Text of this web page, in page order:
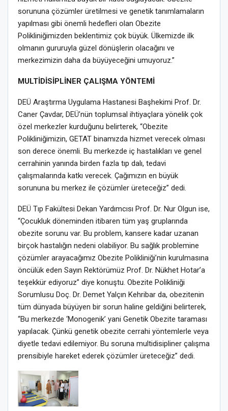
sorununa çözümler üretilmesi ve genetik tanımlamaların
yapılması gibi önemli hedefleri olan Obezite
Polikliniğimizden beklentimiz çok büyük. Ülkemizde ilk
olmanın gururuyla güzel dönüşlerin olacağını ve
merkezimizin daha da büyüyeceğini umuyoruz.”
MULTİDİSİPLİNER ÇALIŞMA YÖNTEMİ
DEÜ Araştırma Uygulama Hastanesi Başhekimi Prof. Dr.
Caner Çavdar, DEÜ’nün toplumsal ihtiyaçlara yönelik çok
özel merkezler kurduğunu belirterek, “Obezite
Polikliniğimizin, GETAT binamızda hizmet verecek olması
son derece önemli. Bu merkezde iç hastalıkları ve genel
cerrahinin yanında birden fazla tıp dalı, tedavi
çalışmalarında katkı verecek. Çağımızın en büyük
sorununa bu merkez ile çözümler üreteceğiz” dedi.
DEÜ Tıp Fakültesi Dekan Yardımcısı Prof. Dr. Nur Olgun ise,
“Çocukluk döneminden itibaren tüm yaş gruplarında
obezite sorunu var. Bu problem, kansere kadar uzanan
birçok hastalığın nedeni olabiliyor. Bu sağlık problemine
çözümler arayacağımız Obezite Polikliniği’nin kurulmasına
öncülük eden Sayın Rektörümüz Prof. Dr. Nükhet Hotar’a
teşekkür ediyoruz” diye konuştu. Obezite Polikliniği
Sorumlusu Doç. Dr. Demet Yalçın Kehribar da, obezitenin
tüm dünyada büyüyen bir sorun haline geldiğini belirterek,
“Bu merkezde ‘Monogenik’ yani Genetik Obezite taraması
yapılacak. Çünkü genetik obezite cerrahi yöntemlerle veya
diyetle tedavi edilemiyor. Bu soruna multidisipliner çalışma
prensibiyle hareket ederek çözümler üreteceğiz” dedi.